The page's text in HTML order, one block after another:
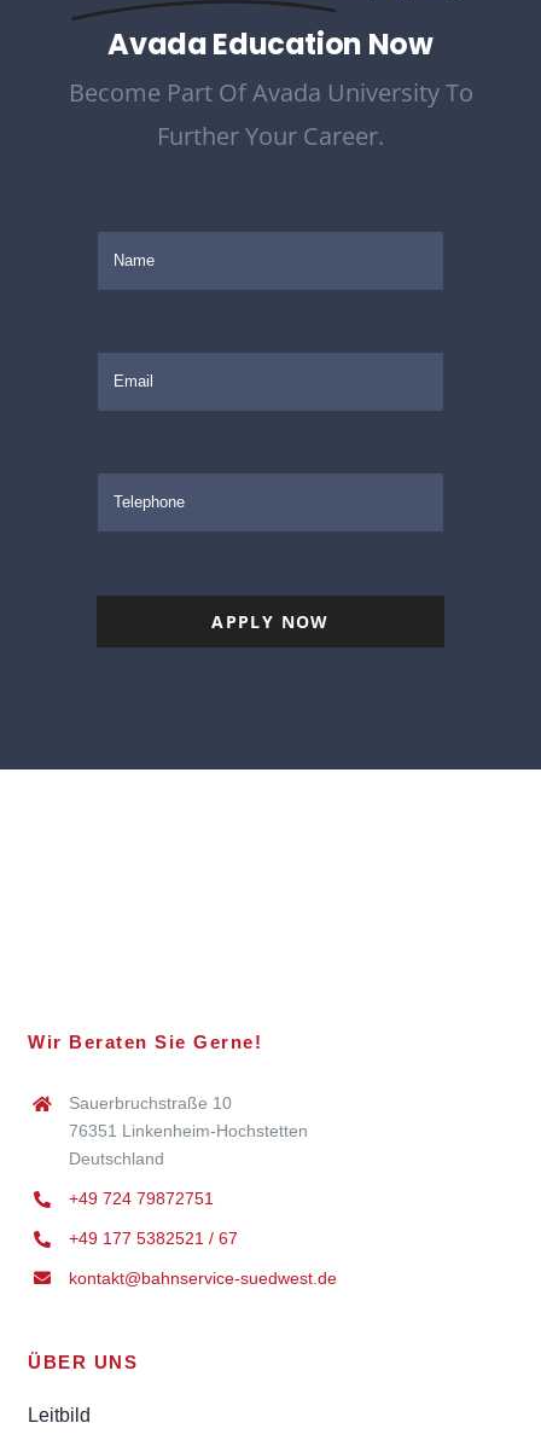
Avada Education Now
Become Part Of Avada University To
Further Your Career.
APPLY NOW
Wir Beraten Sie Gerne!
Sauerbruchstraße 10
76351 Linkenheim-Hochstetten
Deutschland
+49 724 79872751
+49 177 5382521 / 67
kontakt@bahnservice-suedwest.de
ÜBER UNS
Leitbild